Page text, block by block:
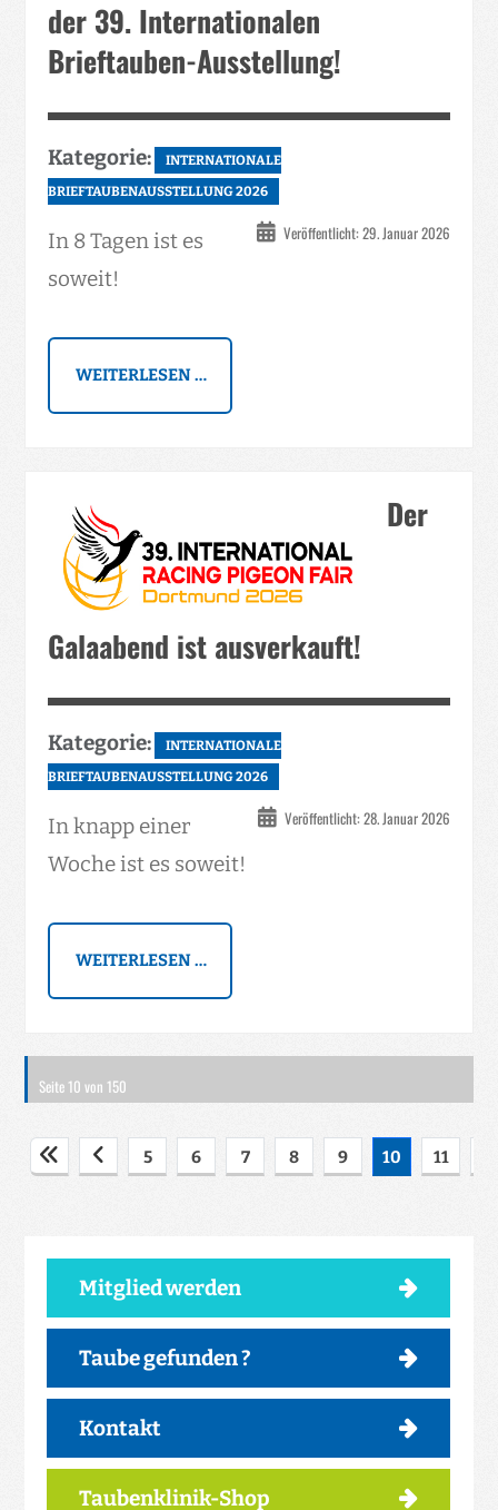
der 39. Internationalen
Brieftauben-Ausstellung!
Kategorie:
INTERNATIONALE
BRIEFTAUBENAUSSTELLUNG 2026
Veröffentlicht: 29. Januar 2026
In 8 Tagen ist es
soweit!
WEITERLESEN …
Der
Galaabend ist ausverkauft!
Kategorie:
INTERNATIONALE
BRIEFTAUBENAUSSTELLUNG 2026
Veröffentlicht: 28. Januar 2026
In knapp einer
Woche ist es soweit!
WEITERLESEN …
Seite 10 von 150
5 6 7 8 9 10 11
Mitglied werden
Taube gefunden ?
Kontakt
Taubenklinik-Shop